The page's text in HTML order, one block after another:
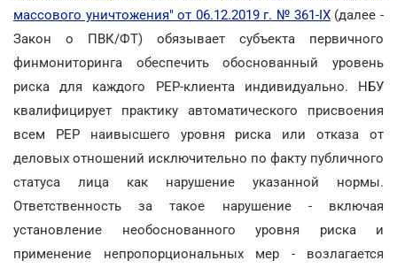
массового уничтожения" от 06.12.2019 г. № 361-IX(далее -
Закон о ПВК/ФТ) обязывает субъекта первичного
финмониторинга обеспечить обоснованный уровень
риска для каждого РЕР-клиента индивидуально. НБУ
квалифицирует практику автоматического присвоения
всем PEP наивысшего уровня риска или отказа от
деловых отношений исключительно по факту публичного
статуса лица как нарушение указанной нормы.
Ответственность за такое нарушение - включая
установление необоснованного уровня риска и
применение непропорциональных мер - возлагается